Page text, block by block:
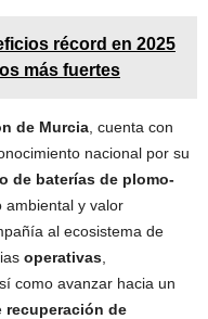
récord en 2025
más fuertes
de Murcia , cuenta con
nacional por su
de baterías de plomo-
ambiental y valor
al ecosistema de
operativas
como avanzar hacia un
recuperación de